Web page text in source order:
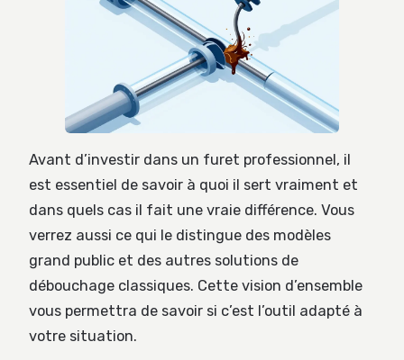
Avant d’investir dans un furet professionnel, il
est essentiel de savoir à quoi il sert vraiment et
dans quels cas il fait une vraie différence. Vous
verrez aussi ce qui le distingue des modèles
grand public et des autres solutions de
débouchage classiques. Cette vision d’ensemble
vous permettra de savoir si c’est l’outil adapté à
votre situation.